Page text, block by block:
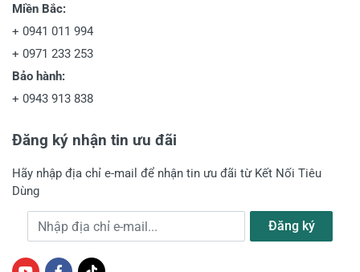
Miền Bắc:
+ 0941 011 994
+ 0971 233 253
Bảo hành:
+ 0943 913 838
Đăng ký nhận tin ưu đãi
Hãy nhập địa chỉ e-mail để nhận tin ưu đãi từ Kết Nối Tiêu
Dùng
Địa chỉ e-mail Đăng ký